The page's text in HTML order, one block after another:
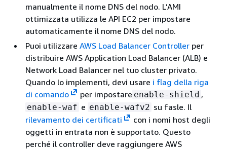
manualmente il nome DNS del nodo. L’AMI
ottimizzata utilizza le API EC2 per impostare
automaticamente il nome DNS del nodo.
Puoi utilizzare AWS Load Balancer Controller per
distribuire AWS Application Load Balancer (ALB) e
Network Load Balancer nel tuo cluster privato.
Quando lo implementi, devi usare i flag della riga
di comando
per impostare enable-shield ,
enable-waf e enable-wafv2 su fasle. Il
rilevamento dei certificati
con i nomi host degli
oggetti in entrata non è supportato. Questo
perché il controller deve raggiungere AWS